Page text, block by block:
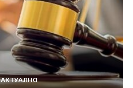
АКТУАЛНО